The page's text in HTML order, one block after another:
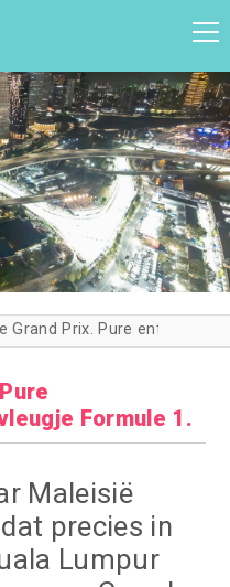
Formule 1.
Maleisië
precies in
Lumpur